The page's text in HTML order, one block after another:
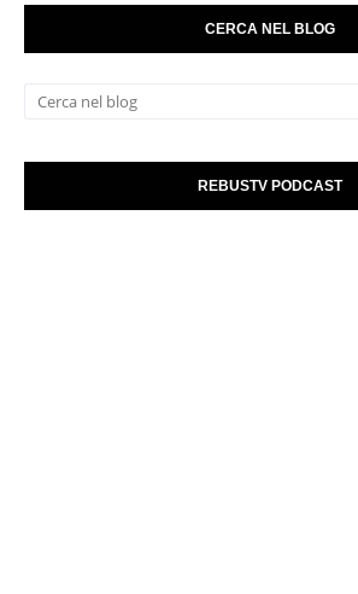
CERCA NEL BLOG
REBUSTV PODCAST